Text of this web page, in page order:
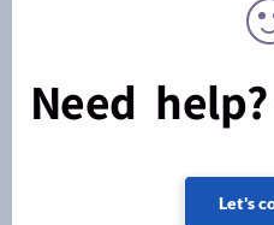
Need
Let's